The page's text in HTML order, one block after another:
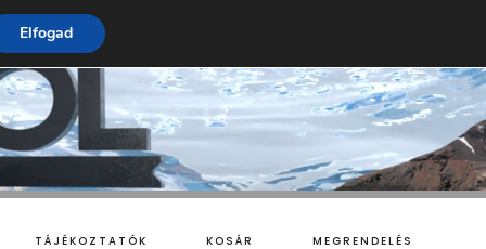
TÁJÉKOZTATÓK KOSÁR MEGRENDELÉS
Elfogad